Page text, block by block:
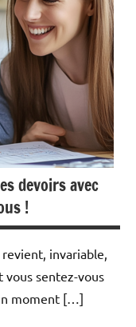
devoirs avec
!
invariable,
vous sentez-vous
moment […]